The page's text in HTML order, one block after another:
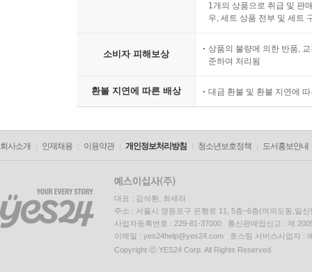
1개의 상품으로 취급 및 판
우, 세트 상품 전부 및 세트
소비자 피해보상
상품의 불량에 의한 반품,
준하여 처리됨
환불 지연에 따른 배상 대금 환불 및 환불 지연에
회사소개 인재채용 이용약관 개인정보처리방침 청소년보호정책 도서홍보안내
대표 : 김석환, 최세라
주소 : 서울시 영등포구 은행로 11, 5층~6층(여의도동,일신
사업자등록번호 : 229-81-37000 통신판매업신고 : 제
이메일 : yes24help@yes24.com 호스팅 서비스사업자 :
Copyright ⓒ YES24 Corp. All Rights Reserved.